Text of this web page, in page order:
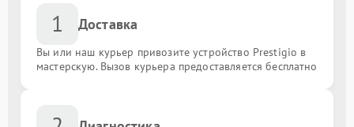
1 Доставка
Вы или наш курьер привозите устройство Prestigio в
мастерскую. Вызов курьера предоставляется бесплатно